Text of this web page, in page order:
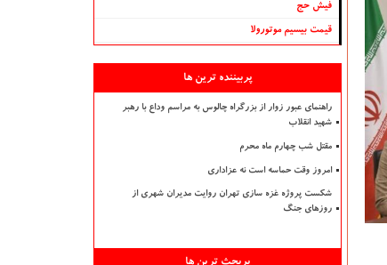
فیش حج
قیمت بیسیم موتورولا
پربیننده ترین ها
راهنمای عبور زوار از بزرگراه چالوس به مراسم وداع با رهبر
شهید انقلاب
مقتل شب چهارم ماه محرم
امروز وقت حماسه است نه عزاداری
شکست پروژه غزه سازی تهران روایت مدیران شهری از
روزهای جنگ
پربحث ترین ها